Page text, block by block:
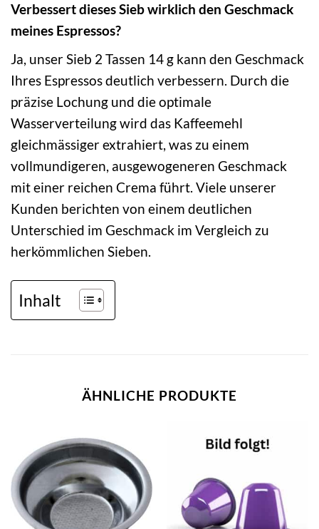
Verbessert dieses Sieb wirklich den Geschmack
meines Espressos?
Ja, unser Sieb 2 Tassen 14 g kann den Geschmack
Ihres Espressos deutlich verbessern. Durch die
präzise Lochung und die optimale
Wasserverteilung wird das Kaffeemehl
gleichmässiger extrahiert, was zu einem
vollmundigeren, ausgewogeneren Geschmack
mit einer reichen Crema führt. Viele unserer
Kunden berichten von einem deutlichen
Unterschied im Geschmack im Vergleich zu
herkömmlichen Sieben.
Inhalt
ÄHNLICHE PRODUKTE